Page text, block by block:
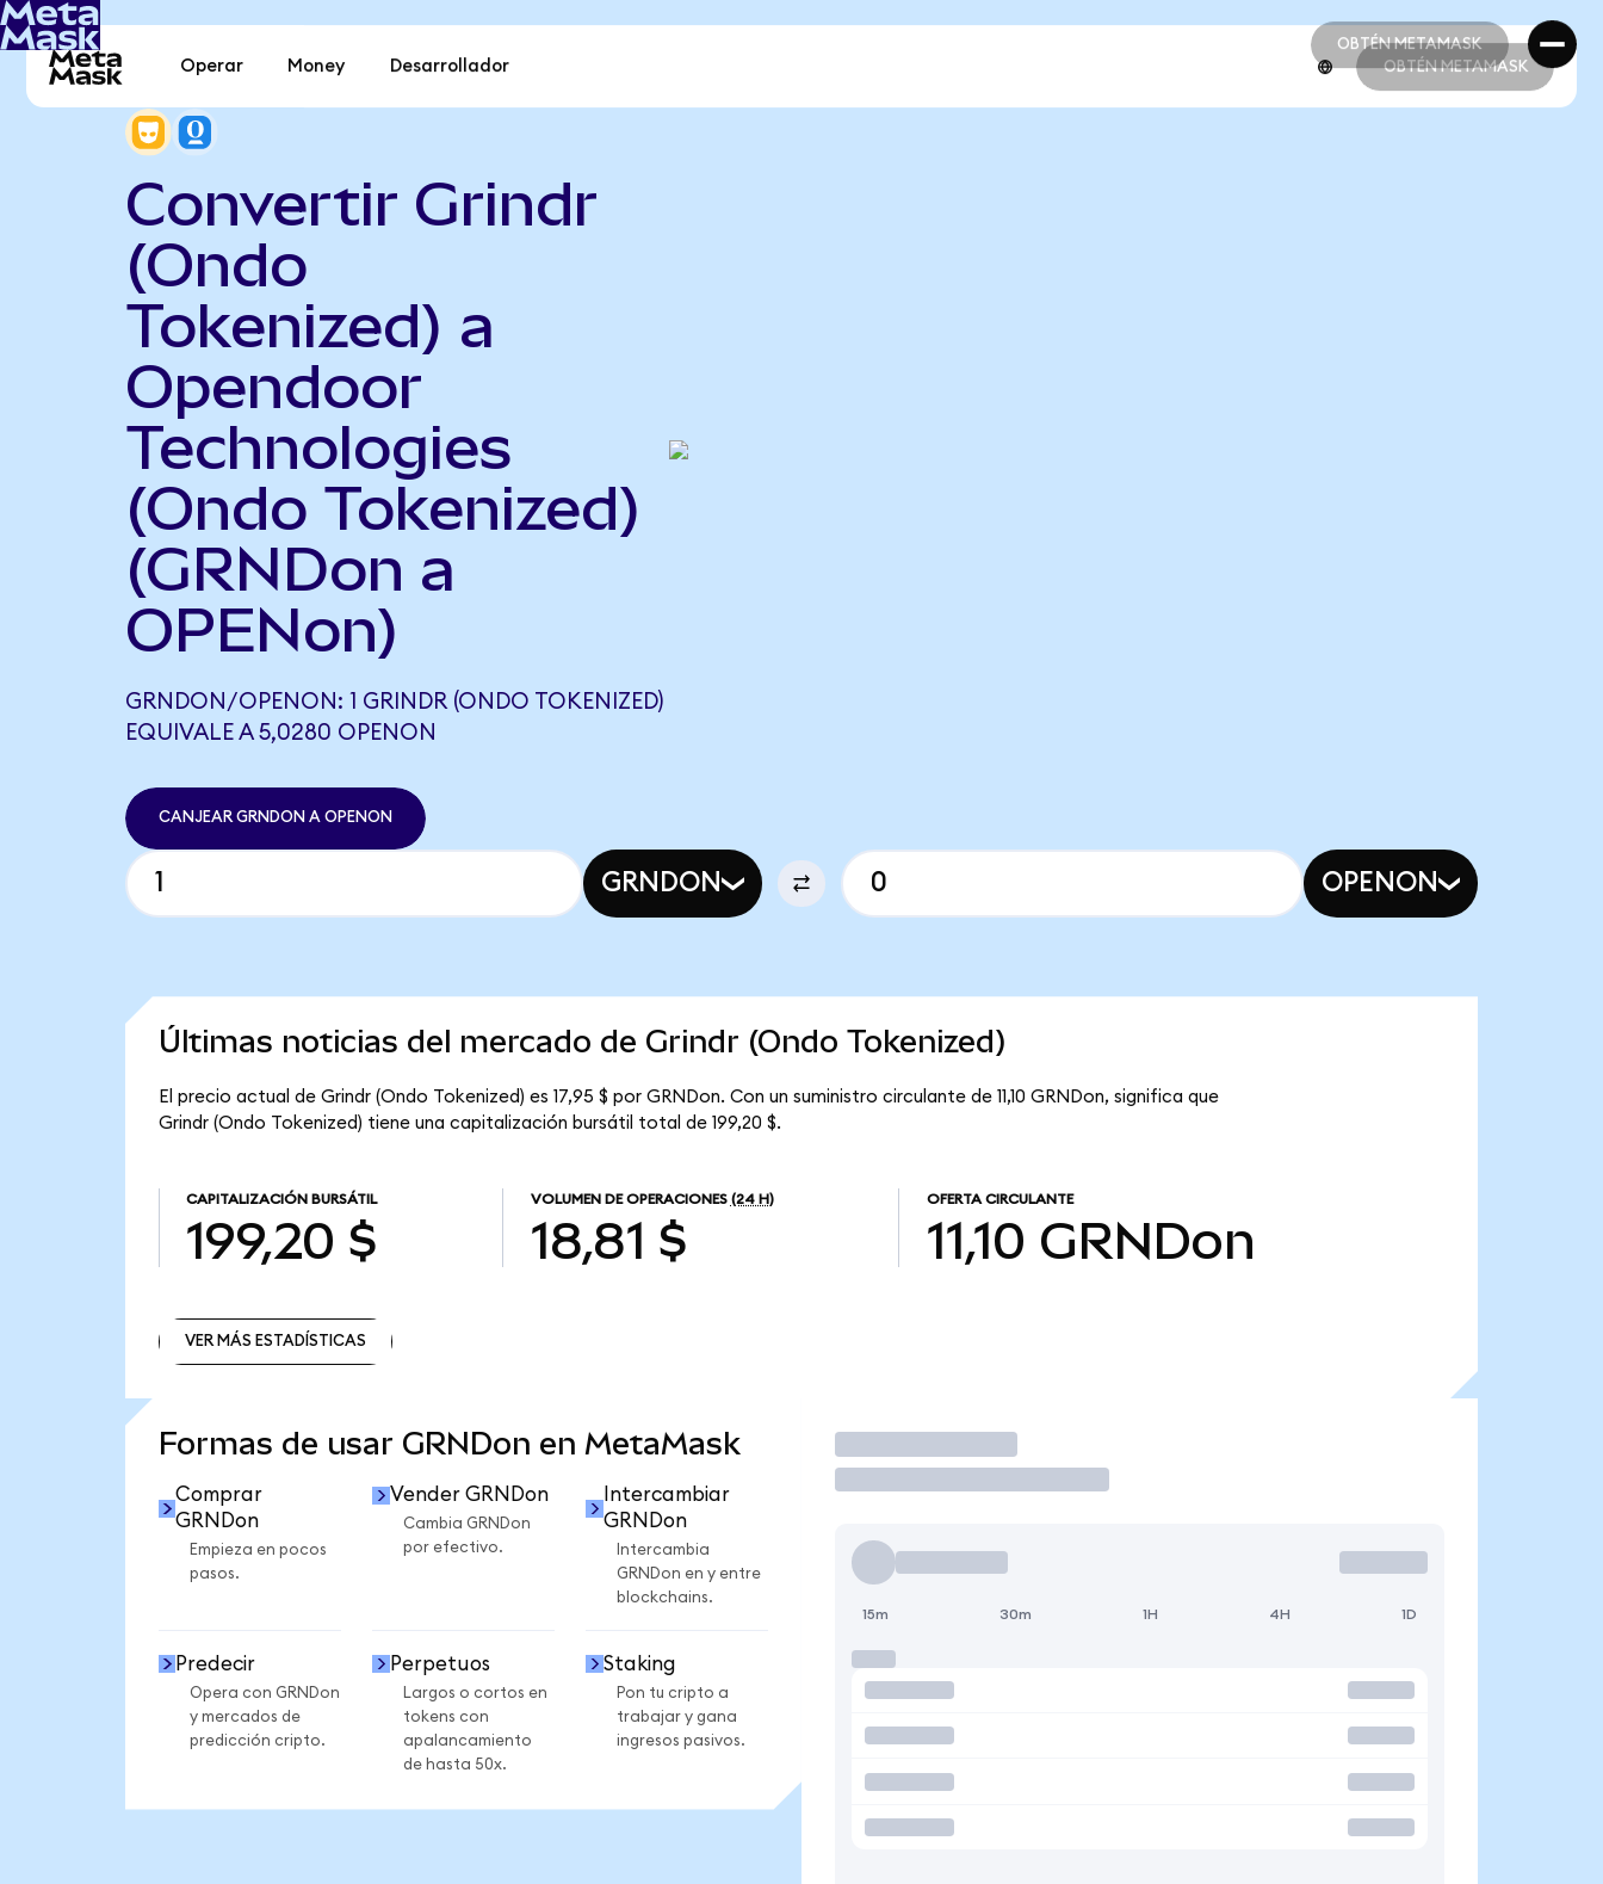
OBTÉN METAMASK
OBTÉN METAMASK
Operar Money Desarrollador OBTÉN METAMASK
Convertir Grindr
(Ondo
Tokenized) a
Opendoor
Technologies
(Ondo Tokenized)
(GRNDon a
OPENon)
GRNDON/OPENON: 1 GRINDR (ONDO TOKENIZED)
EQUIVALE A 5,0280 OPENON
CANJEAR GRNDON A OPENON
GRNDON OPENON
Últimas noticias del mercado de Grindr (Ondo Tokenized)
El precio actual de Grindr (Ondo Tokenized) es 17,95 $ por GRNDon. Con un suministro circulante de 11,10 GRNDon, significa que
Grindr (Ondo Tokenized) tiene una capitalización bursátil total de 199,20 $.
CAPITALIZACIÓN BURSÁTIL
199,20 $
VOLUMEN DE OPERACIONES (24 H)
18,81 $
OFERTA CIRCULANTE
11,10 GRNDon
VER MÁS ESTADÍSTICAS
Formas de usar GRNDon en MetaMask
Comprar
GRNDon
Empieza en pocos
pasos.
Vender GRNDon
Cambia GRNDon
por efectivo.
Intercambiar
GRNDon
Intercambia
GRNDon en y entre
blockchains.
Predecir
Opera con GRNDon
y mercados de
predicción cripto.
Perpetuos
Largos o cortos en
tokens con
apalancamiento
de hasta 50x.
Staking
Pon tu cripto a
trabajar y gana
ingresos pasivos.
Operar
15m 30m 1H 4H 1D